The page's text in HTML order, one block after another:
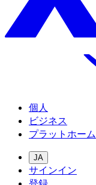
個人
ビジネス
プラットホーム
JA
サインイン